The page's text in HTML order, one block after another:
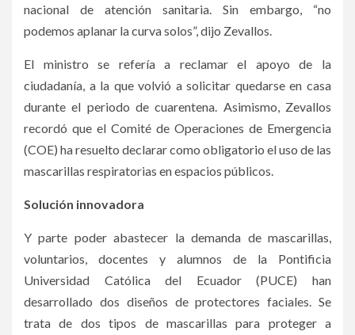
nacional de atención sanitaria. Sin embargo, “no
podemos aplanar la curva solos”, dijo Zevallos.
El ministro se refería a reclamar el apoyo de la
ciudadanía, a la que volvió a solicitar quedarse en casa
durante el periodo de cuarentena. Asimismo, Zevallos
recordó que el Comité de Operaciones de Emergencia
(COE) ha resuelto declarar como obligatorio el uso de las
mascarillas respiratorias en espacios públicos.
Solución innovadora
Y parte poder abastecer la demanda de mascarillas,
voluntarios, docentes y alumnos de la Pontificia
Universidad Católica del Ecuador (PUCE) han
desarrollado dos diseños de protectores faciales. Se
trata de dos tipos de mascarillas para proteger a